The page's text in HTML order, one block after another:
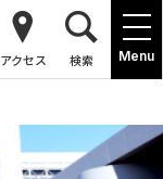
Menu
アクセス 検索